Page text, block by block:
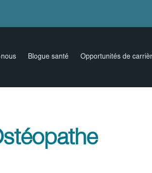
Blogue santé Opportunités de